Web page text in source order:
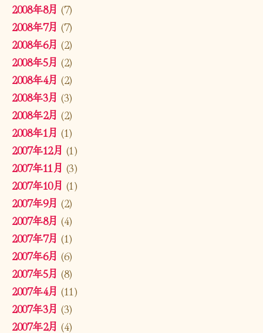
2008年8月 (7)
2008年7月 (7)
2008年6月 (2)
2008年5月 (2)
2008年4月 (2)
2008年3月 (3)
2008年2月 (2)
2008年1月 (1)
2007年12月 (1)
2007年11月 (3)
2007年10月 (1)
2007年9月 (2)
2007年8月 (4)
2007年7月 (1)
2007年6月 (6)
2007年5月 (8)
2007年4月 (11)
2007年3月 (3)
2007年2月 (4)